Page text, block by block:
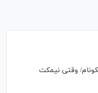
نکونام/ وقتی نیمکت